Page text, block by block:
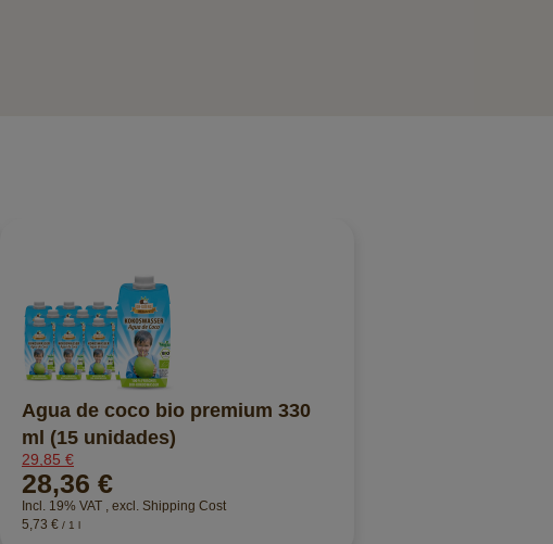
Agua de coco bio premium 330
ml (15 unidades)
29,85 €
28,36 €
Incl. 19% VAT excl. Shipping Cost
5,73 € / 1 l